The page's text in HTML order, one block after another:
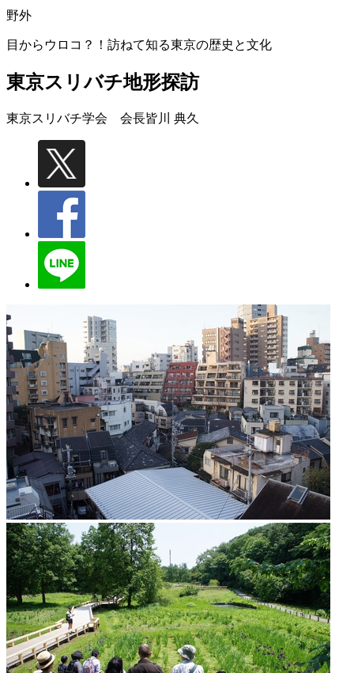
野外
目からウロコ？！訪ねて知る東京の歴史と文化
東京スリバチ地形探訪
東京スリバチ学会 会長皆川 典久